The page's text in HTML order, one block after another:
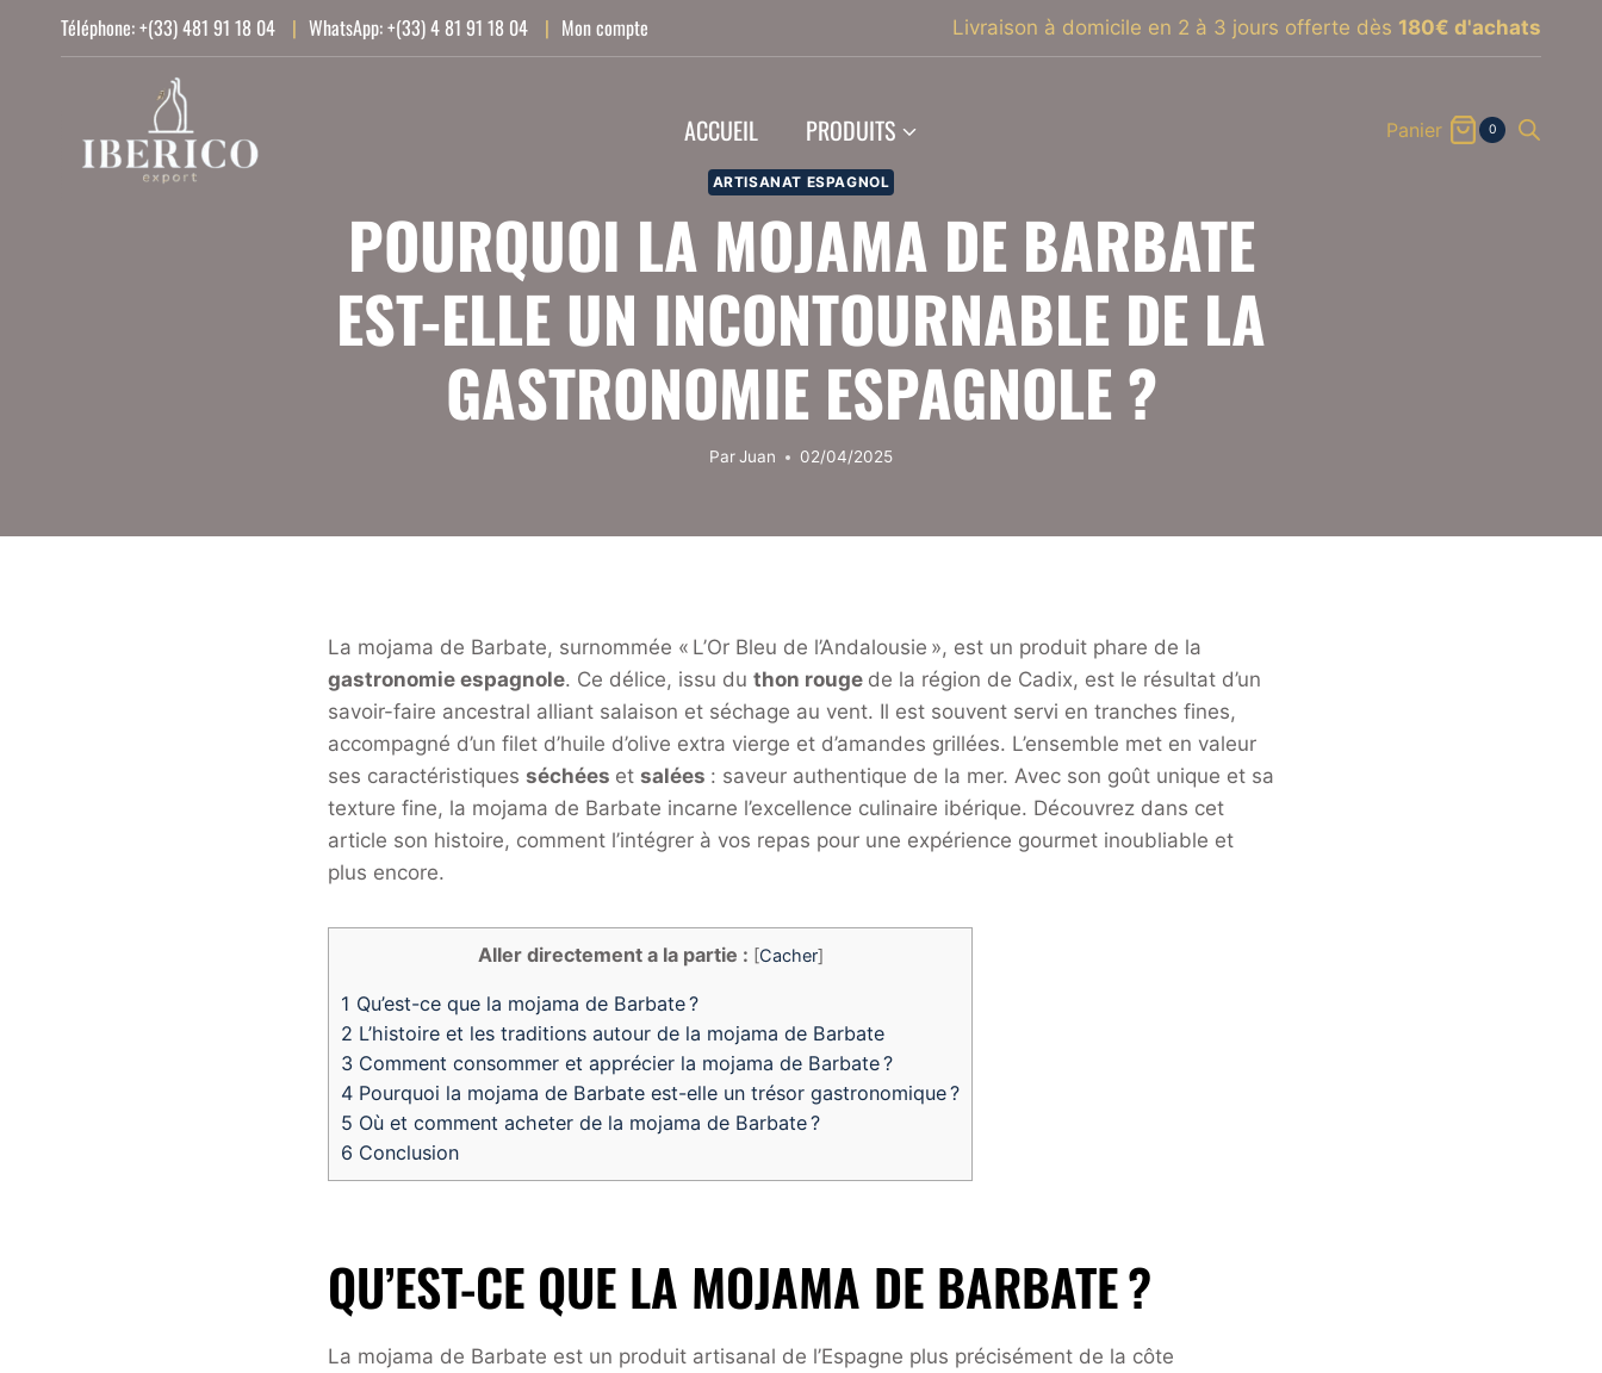
Téléphone:+(33) 481 91 18 04 | WhatsApp:+(33) 4 81 91 18 04 | Mon compte Livraison à domicile en 2 à 3 jours offerte dès 180€ d'achats
ACCUEIL PRODUITS Panier 0
ARTISANAT ESPAGNOL
POURQUOI LA MOJAMA DE BARBATE
EST-ELLE UN INCONTOURNABLE DE LA
GASTRONOMIE ESPAGNOLE ?
ParJuan 02/04/2025
La mojama de Barbate, surnommée « L’Or Bleu de l’Andalousie », est un produit phare de la
gastronomie espagnole. Ce délice, issu du thon rouge de la région de Cadix, est le résultat d’un
savoir-faire ancestral alliant salaison et séchage au vent. Il est souvent servi en tranches fines,
accompagné d’un filet d’huile d’olive extra vierge et d’amandes grillées. L’ensemble met en valeur
ses caractéristiques séchées et salées : saveur authentique de la mer. Avec son goût unique et sa
texture fine, la mojama de Barbate incarne l’excellence culinaire ibérique. Découvrez dans cet
article son histoire, comment l’intégrer à vos repas pour une expérience gourmet inoubliable et
plus encore.
Aller directement a la partie : [Cacher]
1 Qu’est-ce que la mojama de Barbate ?
2 L’histoire et les traditions autour de la mojama de Barbate
3 Comment consommer et apprécier la mojama de Barbate ?
4 Pourquoi la mojama de Barbate est-elle un trésor gastronomique ?
5 Où et comment acheter de la mojama de Barbate ?
6 Conclusion
QU’EST-CE QUE LA MOJAMA DE BARBATE ?
La mojama de Barbate est un produit artisanal de l’Espagne plus précisément de la côte